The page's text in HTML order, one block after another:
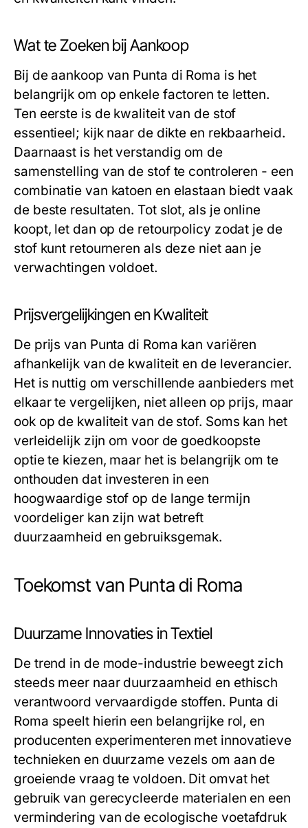
Wat te Zoeken bij Aankoop
Bij de aankoop van Punta di Roma is het
belangrijk om op enkele factoren te letten.
Ten eerste is de kwaliteit van de stof
essentieel; kijk naar de dikte en rekbaarheid.
Daarnaast is het verstandig om de
samenstelling van de stof te controleren - een
combinatie van katoen en elastaan biedt vaak
de beste resultaten. Tot slot, als je online
koopt, let dan op de retourpolicy zodat je de
stof kunt retourneren als deze niet aan je
verwachtingen voldoet.
Prijsvergelijkingen en Kwaliteit
De prijs van Punta di Roma kan variëren
afhankelijk van de kwaliteit en de leverancier.
Het is nuttig om verschillende aanbieders met
elkaar te vergelijken, niet alleen op prijs, maar
ook op de kwaliteit van de stof. Soms kan het
verleidelijk zijn om voor de goedkoopste
optie te kiezen, maar het is belangrijk om te
onthouden dat investeren in een
hoogwaardige stof op de lange termijn
voordeliger kan zijn wat betreft
duurzaamheid en gebruiksgemak.
Toekomst van Punta di Roma
Duurzame Innovaties in Textiel
De trend in de mode-industrie beweegt zich
steeds meer naar duurzaamheid en ethisch
verantwoord vervaardigde stoffen. Punta di
Roma speelt hierin een belangrijke rol, en
producenten experimenteren met innovatieve
technieken en duurzame vezels om aan de
groeiende vraag te voldoen. Dit omvat het
gebruik van gerecycleerde materialen en een
vermindering van de ecologische voetafdruk